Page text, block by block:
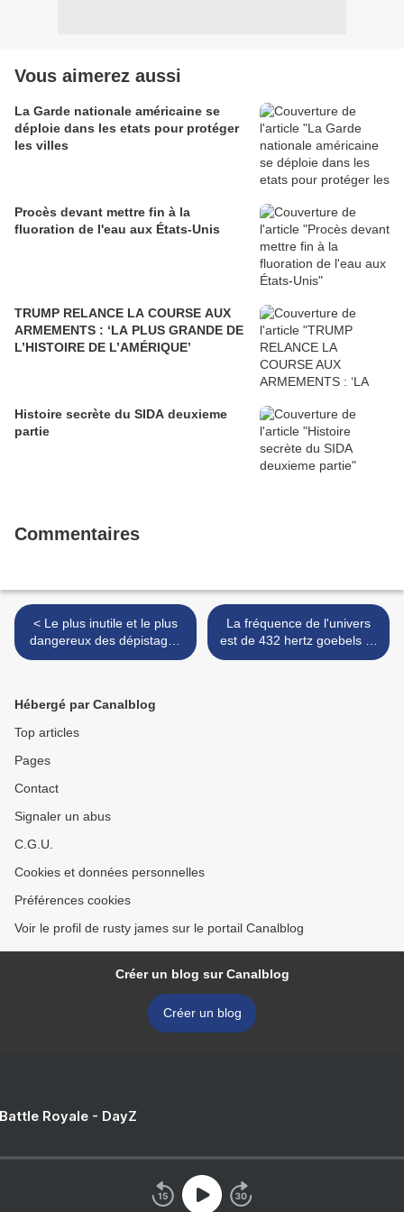
Vous aimerez aussi
La Garde nationale américaine se
déploie dans les etats pour protéger
les villes
Procès devant mettre fin à la
fluoration de l'eau aux États-Unis
TRUMP RELANCE LA COURSE AUX
ARMEMENTS : ‘LA PLUS GRANDE DE
L’HISTOIRE DE L’AMÉRIQUE’
Histoire secrète du SIDA deuxieme
partie
Commentaires
< Le plus inutile et le plus
dangereux des dépistages
est celui du cancer du sein.
La fréquence de l'univers
est de 432 hertz goebels l'a
changé en 440 hertz >
Hébergé par Canalblog
Top articles
Pages
Contact
Signaler un abus
C.G.U.
Cookies et données personnelles
Préférences cookies
Voir le profil de rusty james sur le portail Canalblog
Créer un blog sur Canalblog
Créer un blog
Royale - DayZ